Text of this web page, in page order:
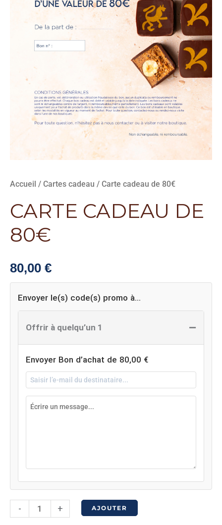
Accueil / Cartes cadeau / Carte cadeau de 80€
CARTE CADEAU DE
80€
80,00 €
Envoyer le(s) code(s) promo à…
Offrir à quelqu’un 1 −
Envoyer Bon d’achat de 80,00 €
-
quantité
+ AJOUTER